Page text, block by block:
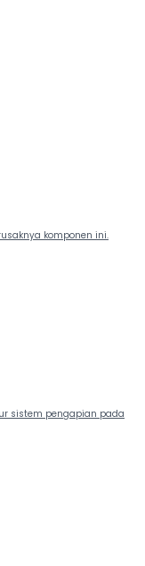
komponen ini.
sistem pengapian pada